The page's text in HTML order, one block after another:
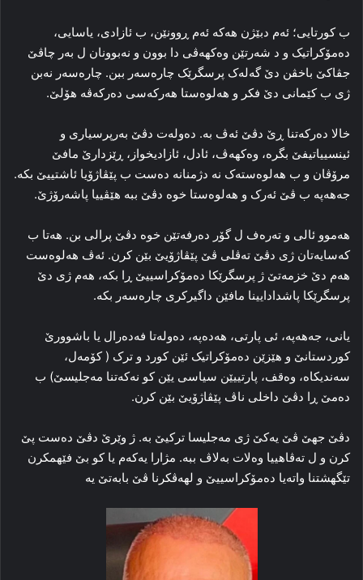
ب کورتایی؛ ئه‌م دبێژن هه‌که‌ ئه‌م ڕوونێن، ب ئازادی، یاسایی،
ده‌مۆکراتیک و د شه‌رتێن وه‌کهه‌ڤی دا بوون و نه‌بوونان ل به‌ر چاڤێ
جڤاکێ باخڤن دێ گه‌له‌ک پرسگرێک چاره‌سه‌ر ببن. چاره‌سه‌ر نه‌بن
ژی ب کێمانی دێ فکر و هه‌لوه‌ستا هه‌رکه‌سی ده‌رکه‌ڤه‌ هۆلێ.
خالا ده‌رکه‌تنا ڕێ دڤێ ئه‌ڤ به‌. ده‌وله‌ت دڤێ به‌رپرسیاری و
ئینسییاتیفێ بگره‌، وه‌کهه‌ڤ، ئادل، ئازادیخواز، ڕێزدارێ مافێ
مرۆڤان و ب هه‌لوه‌سته‌ک نه‌ دژمنانه‌ ده‌ست ب پێڤاژۆیا ئاشتییێ بکه‌.
جەھەپە ب ڤێ ئه‌رک و هه‌لوه‌ستا خوه‌ دڤێ ببه‌ هێڤییا پاشه‌رۆژێ.
هه‌موو ئالی و ته‌ره‌ف ل گۆر ده‌رفه‌تێن خوه‌ دڤێ پرالی بن. هه‌تا ب
که‌سایه‌تان ژی دڤێ ته‌ڤلی ڤێ پێڤاژۆیێ بێن کرن. ئه‌ڤ هه‌لوه‌ست
هه‌م دێ خزمه‌تێ ژ پرسگرێکا ده‌مۆکراسییێ ڕا بکه‌، هه‌م ژی دێ
پرسگرێکا پاشدا‌دایینا مافێن داگیرکری چاره‌سه‌ر بکه‌.
یانی، جەھەپە، ئی پارتی، هەدەپە، ده‌وله‌تا فه‌ده‌رال یا باشوورێ
کوردستانێ و هێزێن ده‌مۆکراتیک ئێن کورد و ترک ( کۆمه‌ل،
سه‌ندیكاه، وه‌قف، پارتییێن سیاسی یێن کو نه‌که‌تنا مه‌جلیسێ) ب
ده‌مێ ڕا‌ دڤێ داخلی ناڤ پێڤاژۆیێ بێن کرن.
دڤێ جهێ ڤێ یه‌کێ ژی مه‌جلیسا ترکیێ به‌. ژ وێرێ دڤێ ده‌ست پێ
کرن و ل ته‌ڤاهییا وه‌لات به‌لاڤ ببه‌. مژارا یه‌که‌م یا کو بێ فێهمکرن
تێگهشتنا واته‌یا ده‌مۆکراسییێ و لهه‌ڤکرنا ڤێ بابه‌تێ یه‌